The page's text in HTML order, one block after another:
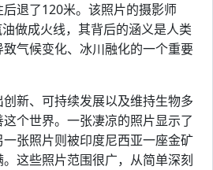
退了120米。该照片的摄影师
做成火线，其背后的涵义是人类
气候变化、冰川融化的一个重要
新、可持续发展以及维持生物多
个世界。一张凄凉的照片显示了
张照片则被印度尼西亚一座金矿
这些照片范围很广，从简单深刻